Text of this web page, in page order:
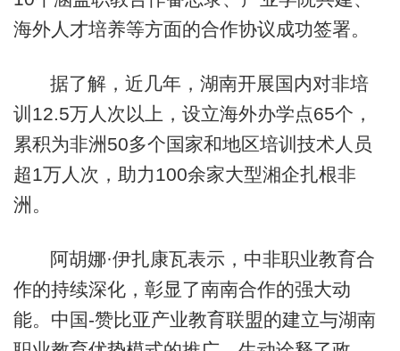
海外人才培养等方面的合作协议成功签署。
据了解，近几年，湖南开展国内对非培
训12.5万人次以上，设立海外办学点65个，
累积为非洲50多个国家和地区培训技术人员
超1万人次，助力100余家大型湘企扎根非
洲。
阿胡娜·伊扎康瓦表示，中非职业教育合
作的持续深化，彰显了南南合作的强大动
能。中国-赞比亚产业教育联盟的建立与湖南